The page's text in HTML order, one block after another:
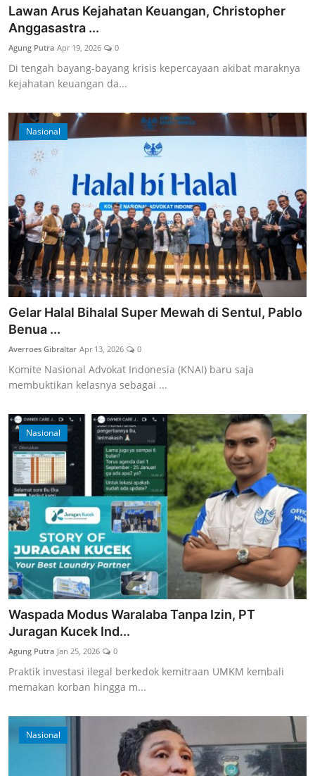
Lawan Arus Kejahatan Keuangan, Christopher
Anggasastra ...
Agung Putra Apr 19, 2026 0
Di tengah bayang-bayang krisis kepercayaan akibat maraknya
kejahatan keuangan da...
Nasional
Gelar Halal Bihalal Super Mewah di Sentul, Pablo
Benua ...
Averroes Gibraltar Apr 13, 2026 0
Komite Nasional Advokat Indonesia (KNAI) baru saja
membuktikan kelasnya sebagai ...
Nasional
Waspada Modus Waralaba Tanpa Izin, PT
Juragan Kucek Ind...
Agung Putra Jan 25, 2026 0
Praktik investasi ilegal berkedok kemitraan UMKM kembali
memakan korban hingga m...
Nasional